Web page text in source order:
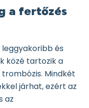
a fertőzés
és
közé tartozik a
Mindkét
járhat, ezért az
az